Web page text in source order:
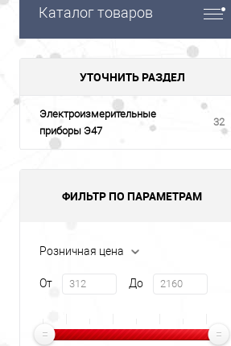
Каталог товаров
УТОЧНИТЬ РАЗДЕЛ
Электроизмерительные
приборы Э47
32
ФИЛЬТР ПО ПАРАМЕТРАМ
Розничная цена
От До